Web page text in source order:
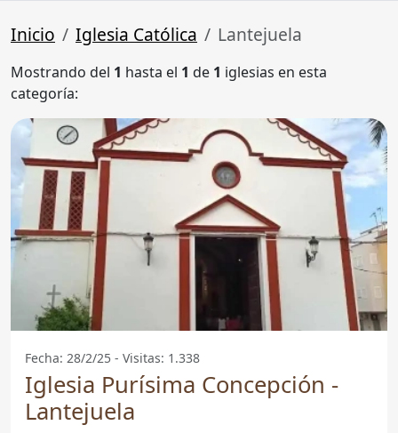
Inicio Iglesia Católica Lantejuela
Mostrando del 1 hasta el 1 de 1 iglesias en esta
categoría:
Fecha: 28/2/25 - Visitas: 1.338
Iglesia Purísima Concepción -
Lantejuela